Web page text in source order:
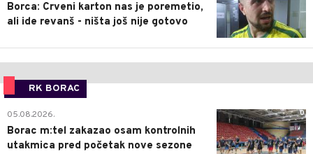
Borca: Crveni karton nas je poremetio,
ali ide revanš - ništa još nije gotovo
RK BORAC
0
05.08.2026.
Borac m:tel zakazao osam kontrolnih
utakmica pred početak nove sezone